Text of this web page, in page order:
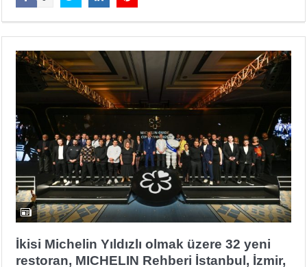
İkisi Michelin Yıldızlı olmak üzere 32 yeni
restoran, MICHELIN Rehberi İstanbul, İzmir,